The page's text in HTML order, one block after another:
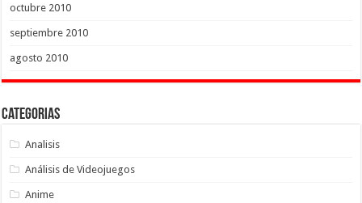
octubre 2010
septiembre 2010
agosto 2010
Categorias
Analisis
Análisis de Videojuegos
Anime